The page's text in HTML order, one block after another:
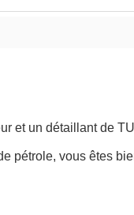
et un détaillant de
pétrole, vous êtes